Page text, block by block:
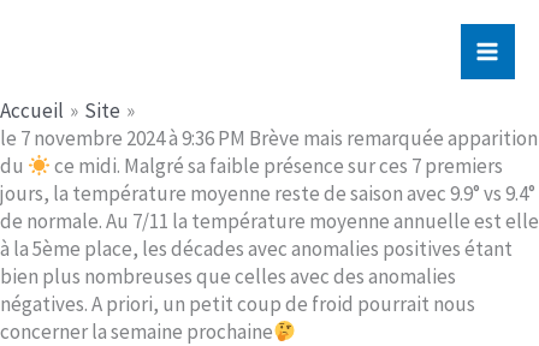
Accueil
Site
le 7 novembre 2024 à 9:36 PM Brève mais remarquée apparition
du
ce midi. Malgré sa faible présence sur ces 7 premiers
jours, la température moyenne reste de saison avec 9.9° vs 9.4°
de normale. Au 7/11 la température moyenne annuelle est elle
à la 5ème place, les décades avec anomalies positives étant
bien plus nombreuses que celles avec des anomalies
négatives. A priori, un petit coup de froid pourrait nous
concerner la semaine prochaine